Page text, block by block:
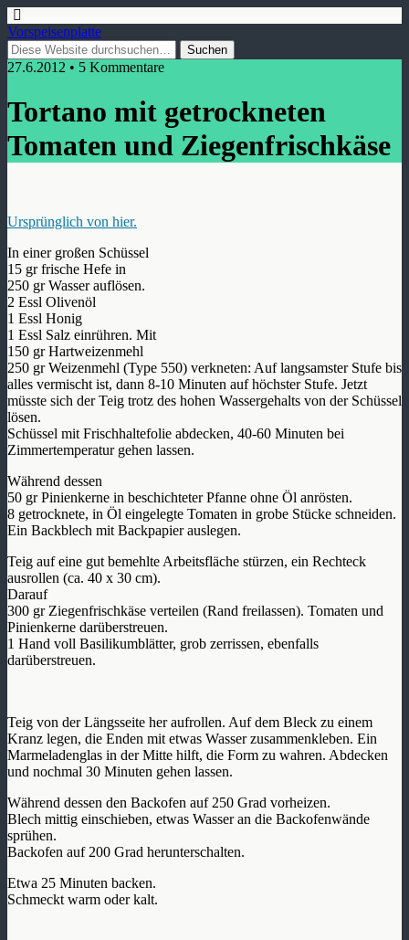
Vorspeisenplatte
27.6.2012 • 5 Kommentare
Tortano mit getrockneten
Tomaten und Ziegenfrischkäse
Ursprünglich von hier.
In einer großen Schüssel
15 gr frische Hefe in
250 gr Wasser auflösen.
2 Essl Olivenöl
1 Essl Honig
1 Essl Salz einrühren. Mit
150 gr Hartweizenmehl
250 gr Weizenmehl (Type 550) verkneten: Auf langsamster Stufe bis
alles vermischt ist, dann 8-10 Minuten auf höchster Stufe. Jetzt
müsste sich der Teig trotz des hohen Wassergehalts von der Schüssel
lösen.
Schüssel mit Frischhaltefolie abdecken, 40-60 Minuten bei
Zimmertemperatur gehen lassen.
Während dessen
50 gr Pinienkerne in beschichteter Pfanne ohne Öl anrösten.
8 getrocknete, in Öl eingelegte Tomaten in grobe Stücke schneiden.
Ein Backblech mit Backpapier auslegen.
Teig auf eine gut bemehlte Arbeitsfläche stürzen, ein Rechteck
ausrollen (ca. 40 x 30 cm).
Darauf
300 gr Ziegenfrischkäse verteilen (Rand freilassen). Tomaten und
Pinienkerne darüberstreuen.
1 Hand voll Basilikumblätter, grob zerrissen, ebenfalls
darüberstreuen.
Teig von der Längsseite her aufrollen. Auf dem Bleck zu einem
Kranz legen, die Enden mit etwas Wasser zusammenkleben. Ein
Marmeladenglas in der Mitte hilft, die Form zu wahren. Abdecken
und nochmal 30 Minuten gehen lassen.
Während dessen den Backofen auf 250 Grad vorheizen.
Blech mittig einschieben, etwas Wasser an die Backofenwände
sprühen.
Backofen auf 200 Grad herunterschalten.
Etwa 25 Minuten backen.
Schmeckt warm oder kalt.